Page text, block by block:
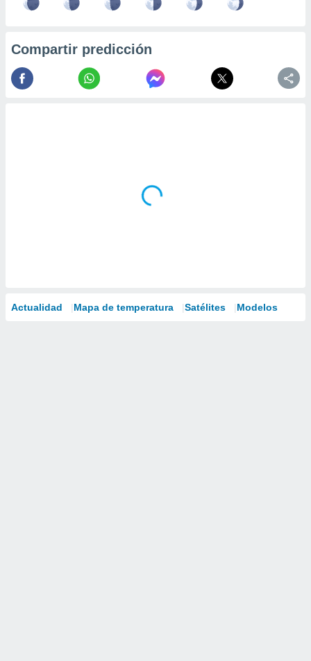
Compartir predicción
Actualidad Mapa de temperatura Satélites Modelos